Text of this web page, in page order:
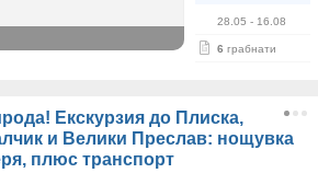
28.05 - 16.08
6 грабнати
Екскурзия до Плиска,
и Велики Преслав: нощувка
плюс транспорт